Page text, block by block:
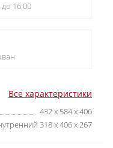
Все характеристики
432 x 584 x 406
318 x 406 x 267
16:00